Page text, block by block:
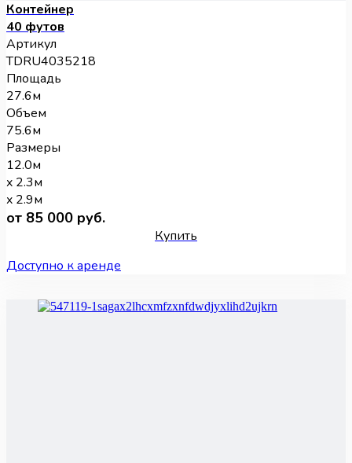
Контейнер
40 футов
Артикул
TDRU4035218
Площадь
27.6м
Объем
75.6м
Размеры
12.0м
x 2.3м
x 2.9м
от 85 000 руб.
Купить
Доступно к аренде